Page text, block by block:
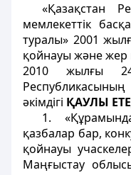
«Қазақстан
мемлекеттік
туралы» 2001
қойнауы және жер
2010 жылғы 24
Республикасының
әкімдігі ҚАУЛЫ
1.
қазбалар бар,
қойнауы
Маңғыстау